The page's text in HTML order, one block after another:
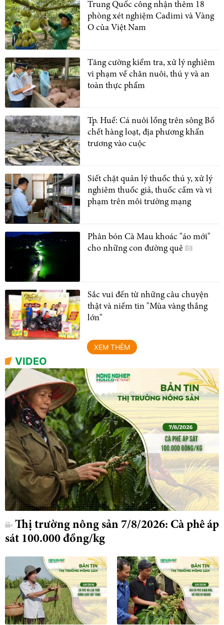
Trung Quốc công nhận thêm 18
phòng xét nghiệm Cadimi và Vàng
O của Việt Nam
Tăng cường kiểm tra, xử lý nghiêm
vi phạm về chăn nuôi, thú y và an
toàn thực phẩm
Tp. Huế: Cá nuôi lồng trên sông Bồ
chết hàng loạt, địa phương khẩn
trương vào cuộc
Siết chặt quản lý thuốc thú y, xử lý
nghiêm thuốc giả, thuốc cấm và vi
phạm trên môi trường mạng
Phân bón Cà Mau khoác "áo mới"
cho những con đường quê
Sắc vui đến từ những câu chuyện
thật và niềm tin "Mùa vàng thắng
lớn"
XEM THÊM
VIDEO
Thị trường nông sản 7/8/2026: Cà phê áp
sát 100.000 đồng/kg